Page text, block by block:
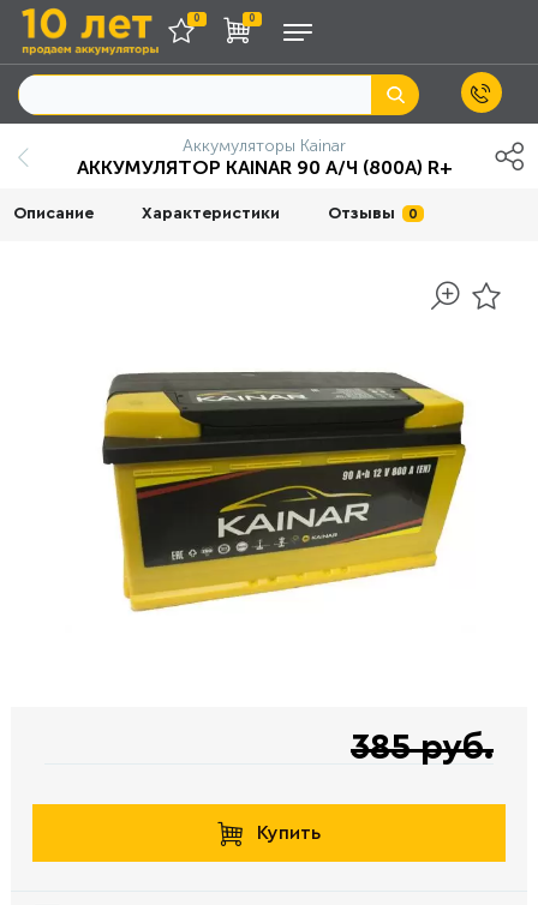
0 0
Аккумуляторы Kainar
АККУМУЛЯТОР KAINAR 90 А/Ч (800A) R+
Описание Характеристики Отзывы 0
385 руб.
Купить